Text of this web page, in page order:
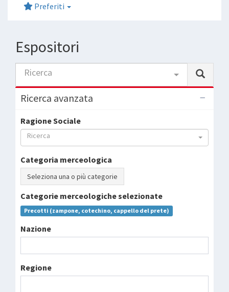
Preferiti
Espositori
Ricerca
Ricerca avanzata
Ragione Sociale
Ricerca
Categoria merceologica
Seleziona una o più categorie
Categorie merceologiche selezionate
Precotti (zampone, cotechino, cappello del prete)
Nazione
Regione